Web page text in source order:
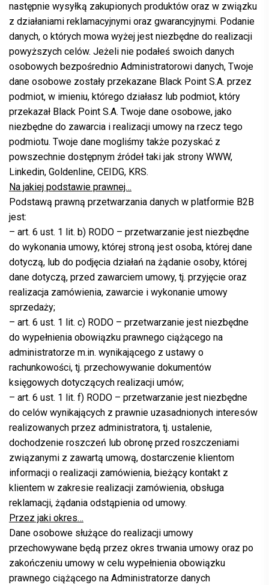
następnie wysyłką zakupionych produktów oraz w związku
z działaniami reklamacyjnymi oraz gwarancyjnymi. Podanie
danych, o których mowa wyżej jest niezbędne do realizacji
powyższych celów. Jeżeli nie podałeś swoich danych
osobowych bezpośrednio Administratorowi danych, Twoje
dane osobowe zostały przekazane Black Point S.A. przez
podmiot, w imieniu, którego działasz lub podmiot, który
przekazał Black Point S.A. Twoje dane osobowe, jako
niezbędne do zawarcia i realizacji umowy na rzecz tego
podmiotu. Twoje dane mogliśmy także pozyskać z
powszechnie dostępnym źródeł taki jak strony WWW,
Linkedin, Goldenline, CEIDG, KRS.
Na jakiej podstawie prawnej…
Podstawą prawną przetwarzania danych w platformie B2B
jest:
– art. 6 ust. 1 lit. b) RODO – przetwarzanie jest niezbędne
do wykonania umowy, której stroną jest osoba, której dane
dotyczą, lub do podjęcia działań na żądanie osoby, której
dane dotyczą, przed zawarciem umowy, tj. przyjęcie oraz
realizacja zamówienia, zawarcie i wykonanie umowy
sprzedaży;
– art. 6 ust. 1 lit. c) RODO – przetwarzanie jest niezbędne
do wypełnienia obowiązku prawnego ciążącego na
administratorze m.in. wynikającego z ustawy o
rachunkowości, tj. przechowywanie dokumentów
księgowych dotyczących realizacji umów;
– art. 6 ust. 1 lit. f) RODO – przetwarzanie jest niezbędne
do celów wynikających z prawnie uzasadnionych interesów
realizowanych przez administratora, tj. ustalenie,
dochodzenie roszczeń lub obronę przed roszczeniami
związanymi z zawartą umową, dostarczenie klientom
informacji o realizacji zamówienia, bieżący kontakt z
klientem w zakresie realizacji zamówienia, obsługa
reklamacji, żądania odstąpienia od umowy.
Przez jaki okres…
Dane osobowe służące do realizacji umowy
przechowywane będą przez okres trwania umowy oraz po
zakończeniu umowy w celu wypełnienia obowiązku
prawnego ciążącego na Administratorze danych